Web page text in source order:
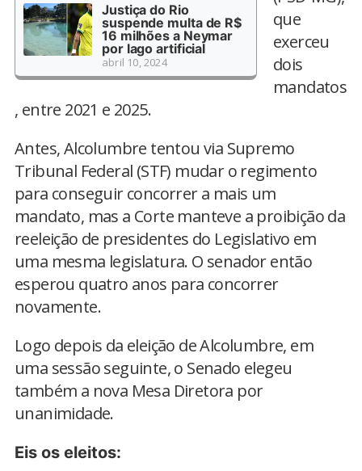
Justiça do Rio
suspende multa de R$
16 milhões a Neymar
por lago artificial
abril 10, 2024
que
exerceu
dois
mandatos
, entre 2021 e 2025.
Antes, Alcolumbre tentou via Supremo
Tribunal Federal (STF) mudar o regimento
para conseguir concorrer a mais um
mandato, mas a Corte manteve a proibição da
reeleição de presidentes do Legislativo em
uma mesma legislatura. O senador então
esperou quatro anos para concorrer
novamente.
Logo depois da eleição de Alcolumbre, em
uma sessão seguinte, o Senado elegeu
também a nova Mesa Diretora por
unanimidade.
Eis os eleitos: